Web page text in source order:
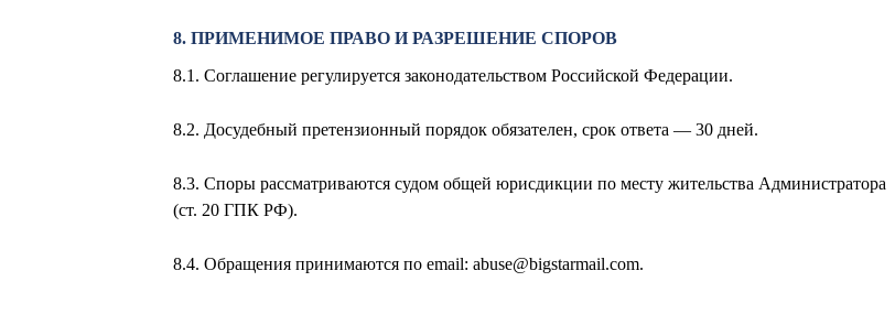
8. ПРИМЕНИМОЕ ПРАВО И РАЗРЕШЕНИЕ СПОРОВ
8.1. Соглашение регулируется законодательством Российской Федерации.
8.2. Досудебный претензионный порядок обязателен, срок ответа — 30 дней.
8.3. Споры рассматриваются судом общей юрисдикции по месту жительства Администратора
(ст. 20 ГПК РФ).
8.4. Обращения принимаются по email: abuse@bigstarmail.com.